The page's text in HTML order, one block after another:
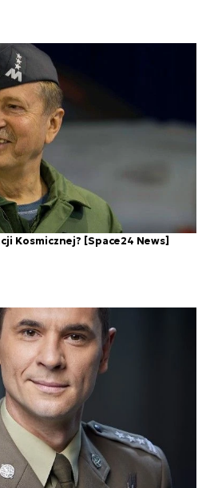
Kosmicznej? [Space24 News]